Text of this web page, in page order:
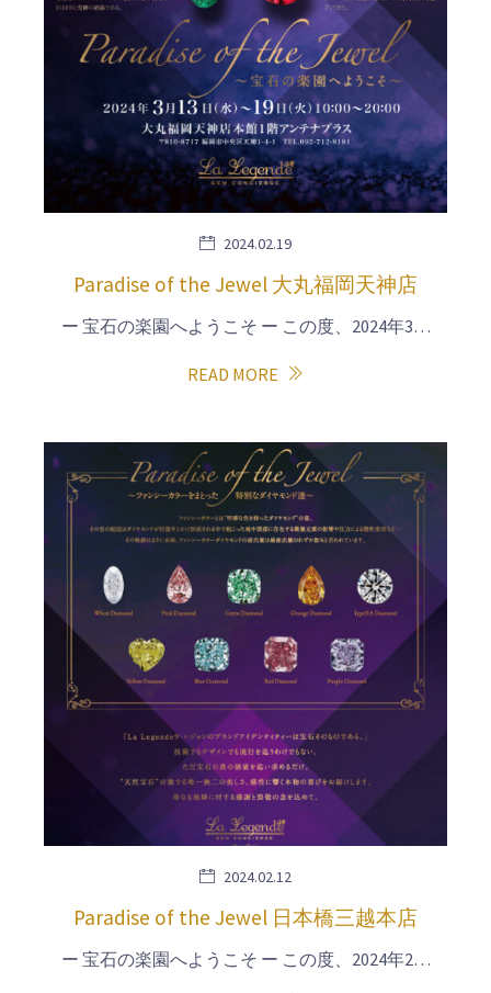
2024.02.19
Paradise of the Jewel 大丸福岡天神店
ー 宝石の楽園へようこそ ー この度、2024年3…
READ MORE
2024.02.12
Paradise of the Jewel 日本橋三越本店
ー 宝石の楽園へようこそ ー この度、2024年2…